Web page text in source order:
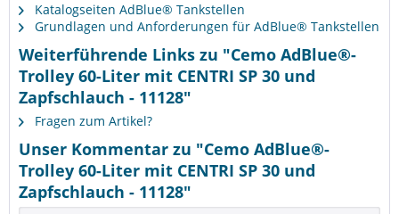
Katalogseiten AdBlue® Tankstellen
Grundlagen und Anforderungen für AdBlue® Tankstellen
Weiterführende Links zu "Cemo AdBlue®-
Trolley 60-Liter mit CENTRI SP 30 und
Zapfschlauch - 11128"
Fragen zum Artikel?
Unser Kommentar zu "Cemo AdBlue®-
Trolley 60-Liter mit CENTRI SP 30 und
Zapfschlauch - 11128"